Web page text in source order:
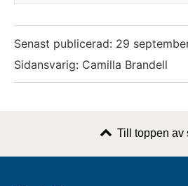
Senast publicerad: 29
Sidansvarig: Camilla Brandell
Till toppen av